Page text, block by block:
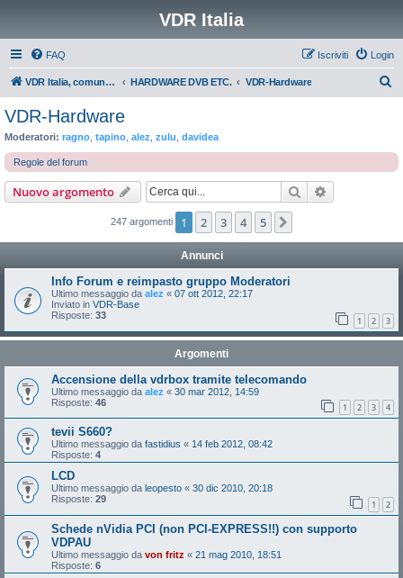
VDR Italia
FAQ Login
Iscriviti
VDR Italia, comunità italiana utilizzatori VDR HARDWARE DVB ETC. VDR-Hardware
a
VDR-Hardware
Moderatori: ragno tapino alez zulu davidea
Regole del forum
Nuovo argomento Cerca
247 argomenti 1 2 3 4 5
Annunci
Info Forum e reimpasto gruppo Moderatori
Ultimo messaggio da alez « 07 ott 2012, 22:17
Inviato in VDR-Base
Risposte: 33 1 2 3
Argomenti
Accensione della vdrbox tramite telecomando
Ultimo messaggio da alez « 30 mar 2012, 14:59
Risposte: 46 1 2 3 4
tevii S660?
Ultimo messaggio da fastidius « 14 feb 2012, 08:42
Risposte: 4
LCD
Ultimo messaggio da leopesto « 30 dic 2010, 20:18
Risposte: 29 1 2
Schede nVidia PCI (non PCI-EXPRESS!!) con supporto
VDPAU
Ultimo messaggio da von fritz « 21 mag 2010, 18:51
Risposte: 6